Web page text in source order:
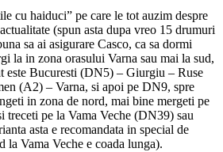
cu haiduci” pe care le tot auzim despre
(spun asta dupa vreo 15 drumuri
sa ai asigurare Casco, ca sa dormi
la in zona orasului Varna sau mai la sud,
este Bucuresti (DN5) – Giurgiu – Ruse
(A2) – Varna, si apoi pe DN9, spre
in zona de nord, mai bine mergeti pe
treceti pe la Vama Veche (DN39) sau
asta e recomandata in special de
la Vama Veche e coada lunga).